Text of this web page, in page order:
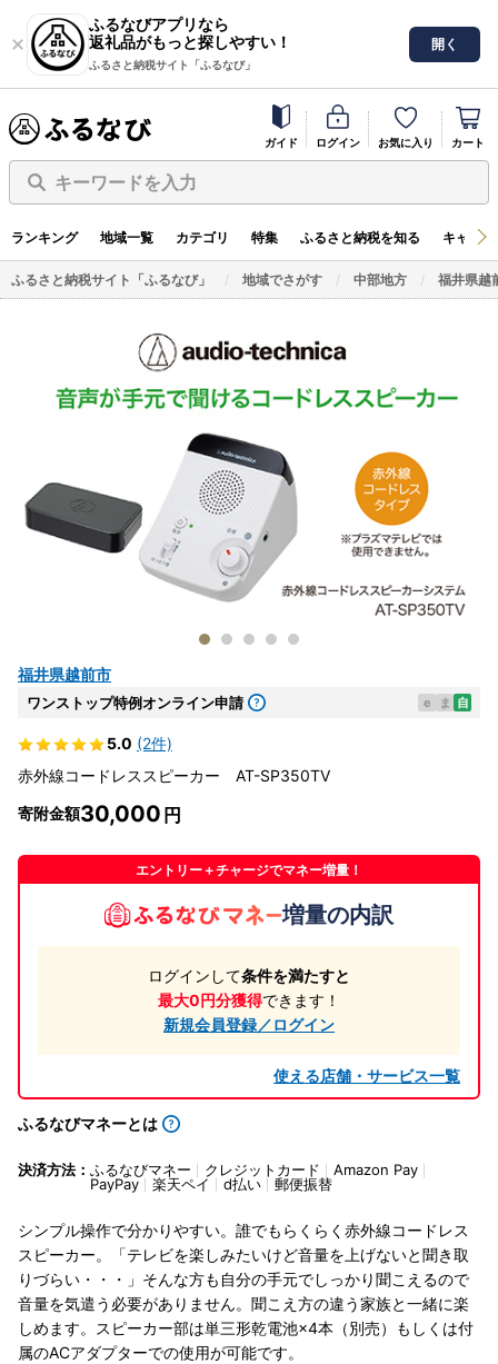
ふるなびアプリなら
返礼品がもっと探しやすい！
ふるさと納税サイト「ふるなび」
開く
ガイド ログイン お気に入り カート
キーワードを入力
ランキング 地域一覧 カテゴリ 特集 ふるさと納税を知る キャン
ふるさと納税サイト「ふるなび」 地域でさがす 中部地方 福井県越
福井県越前市
ワンストップ特例オンライン申請 e ま 自
5.0 (2件)
赤外線コードレススピーカー AT-SP350TV
寄附金額30,000
エントリー＋チャージでマネー増量！
増量の内訳
ログインして条件を満たすと
最大0円分獲得できます！
新規会員登録／ログイン
使える店舗・サービス一覧
ふるなびマネーとは
決済方法： ふるなびマネー クレジットカード
Amazon Pay
PayPay
楽天ペイ d払い 郵便振替
シンプル操作で分かりやすい。誰でもらくらく赤外線コードレス
スピーカー。「テレビを楽しみたいけど音量を上げないと聞き取
りづらい・・・」そんな方も自分の手元でしっかり聞こえるので
音量を気遣う必要がありません。聞こえ方の違う家族と一緒に楽
しめます。スピーカー部は単三形乾電池×4本（別売）もしくは付
属のACアダプターでの使用が可能です。